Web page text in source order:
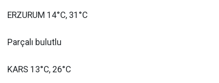
ERZURUM 14°C, 31°C
Parçalı bulutlu
KARS 13°C, 26°C